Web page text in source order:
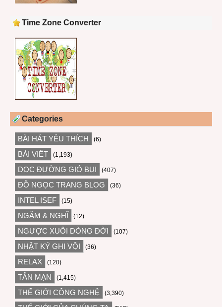
Time Zone Converter
Categories
BÀI HÁT YÊU THÍCH (6)
BÀI VIẾT (1,193)
DỌC ĐƯỜNG GIÓ BỤI (407)
ĐỖ NGỌC TRANG BLOG (36)
INTEL ISEF (15)
NGẪM & NGHĨ (12)
NGƯỢC XUÔI DÒNG ĐỜI (107)
NHẬT KÝ GHI VỘI (36)
RELAX (120)
TẢN MẠN (1,415)
THẾ GIỚI CÔNG NGHỆ (3,390)